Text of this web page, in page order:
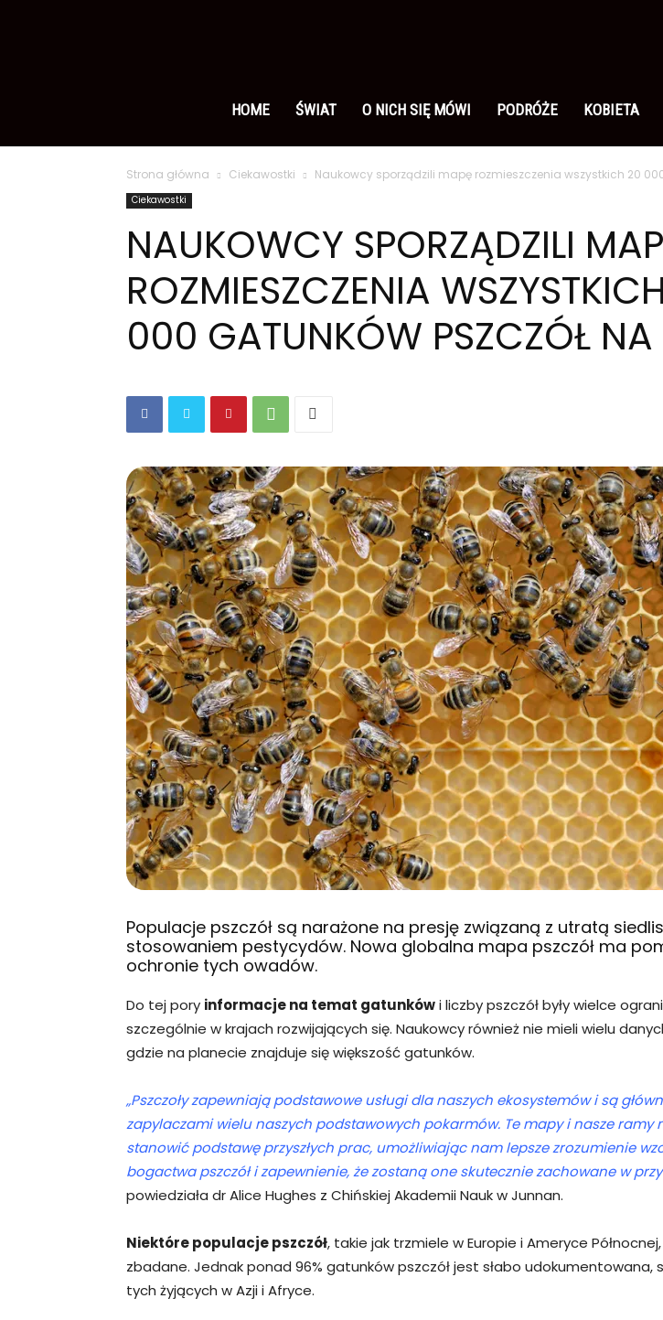
polsku
HOME ŚWIAT O NICH SIĘ MÓWI PODRÓŻE KOBIETA
Strona główna Ciekawostki Naukowcy sporządzili mapę rozmieszczenia wszystkich 20
Ciekawostki
NAUKOWCY SPORZĄDZILI
ROZMIESZCZENIA
000 GATUNKÓW PSZCZÓŁ NA
Populacje pszczół są narażone na presję związaną z utratą
stosowaniem pestycydów. Nowa globalna mapa pszczół ma
ochronie tych owadów.
Do tej pory informacje na temat gatunkówi liczby pszczół były wielce
szczególnie w krajach rozwijających się. Naukowcy również nie mieli wielu
gdzie na planecie znajduje się większość gatunków.
„Pszczoły zapewniają podstawowe usługi dla naszych ekosystemów i są
zapylaczami wielu naszych podstawowych pokarmów. Te mapy i nasze ramy
stanowić podstawę przyszłych prac, umożliwiając nam lepsze zrozumienie
bogactwa pszczół i zapewnienie, że zostaną one skutecznie zachowane w
powiedziała dr Alice Hughes z Chińskiej Akademii Nauk w Junnan.
Niektóre populacje pszczół, takie jak trzmiele w Europie i Ameryce
zbadane. Jednak ponad 96% gatunków pszczół jest słabo udokumentowana,
tych żyjących w Azji i Afryce.